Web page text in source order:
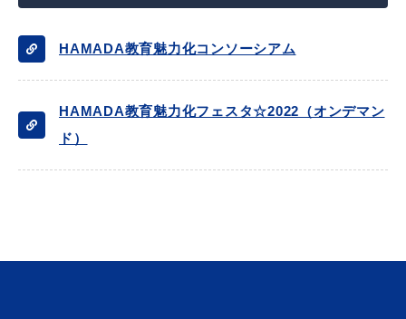
HAMADA教育魅力化コンソーシアム
HAMADA教育魅力化フェスタ☆2022（オンデマン
ド）